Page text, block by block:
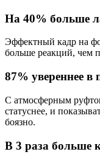
На 40% больше
Эффектный кадр на
больше реакций, чем
87% увереннее в
С атмосферным
статуснее, и
боязно.
В 3 раза больше